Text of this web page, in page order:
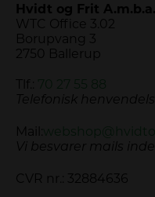
Hvidt og Frit A.m.b.a.
WTC Office 3.02
Borupvang 3
2750 Ballerup
Tlf.:
Telefonisk
Mail:
Vi besvarer mails
CVR nr.: 32884636